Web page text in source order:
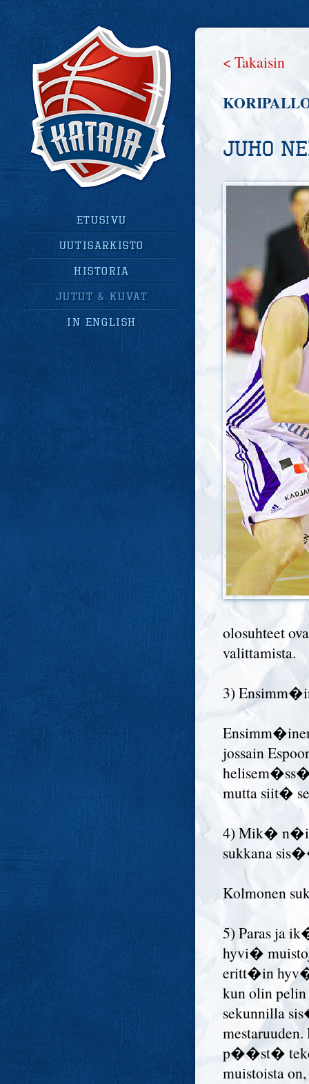
Etusivu
uutisarkisto
historia
jutut & kuvat
in english
< Takaisin
Juho
olosuhteet
valittamista.
3)
jossain
helisem�ss�
mutta siit�
4) Mik�
sukkana
Kolmonen
5) Paras ja
hyvi�
eritt�in hyv�
kun olin
sekunnilla
p��st�
muistoista